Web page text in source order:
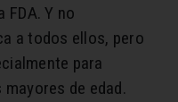
Y no
a todos ellos, pero
para
de edad.